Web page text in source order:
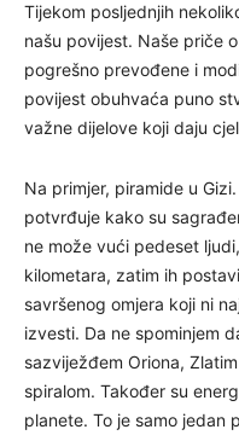
Tijekom posljednjih
našu povijest. Naše priče
pogrešno prevođene i
povijest obuhvaća puno
važne dijelove koji daju
Na primjer, piramide u
potvrđuje kako su
ne može vući pedeset
kilometara, zatim ih
savršenog omjera koji ni
izvesti. Da ne spominjem
sazviježđem Oriona,
spiralom. Također su
planete. To je samo jedan